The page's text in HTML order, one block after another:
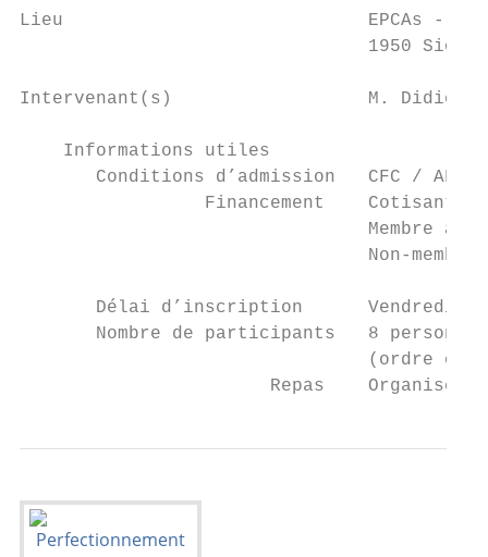
Lieu                            EPCAs -
                                1950 Sion
Intervenant(s)                  M. Didier
    Informations utiles
Conditions d’admission   CFC / AFP
Financement    Cotisant
Membre
Non-
Délai d’inscription      Vendredi
Nombre de participants   8
(ordre
Repas    Organisé